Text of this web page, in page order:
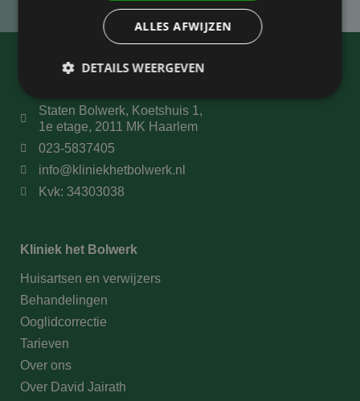
Staten Bolwerk, Koetshuis 1,
1e etage, 2011 MK Haarlem
023-5837405
info@kliniekhetbolwerk.nl
Kvk: 34303038
Kliniek het Bolwerk
Huisartsen en verwijzers
Behandelingen
Ooglidcorrectie
Tarieven
Over ons
Over David Jairath
ALLES AFWIJZEN
DETAILS WEERGEVEN
Prestatie Targeting
bezoekers de website gebruiken, bijv. analytische
cookies. Deze cookies kunnen niet worden gebruikt
om een bepaalde bezoeker direct te identificeren.
Naam
wp-
wpml_current_language